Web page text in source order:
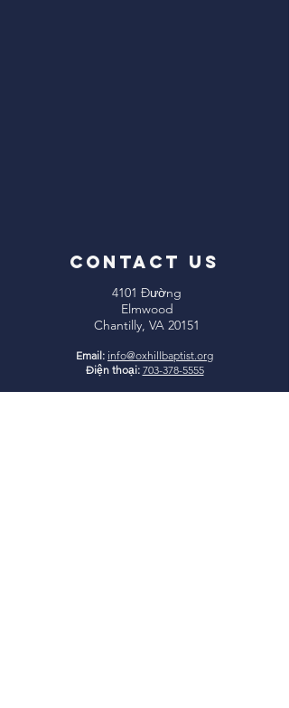
CONTACT US
4101 Đường
Elmwood
Chantilly, VA 20151
Email: info@oxhillbaptist.org
Điện thoại: 703-378-5555